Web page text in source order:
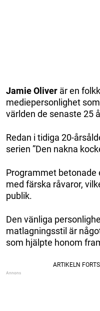
Jamie Oliver är en
mediepersonlighet
världen de senaste 25
Redan i tidiga 20-
serien ”Den nakna
Programmet betonade
med färska råvaror,
publik.
Den vänliga
matlagningsstil är
som hjälpte honom